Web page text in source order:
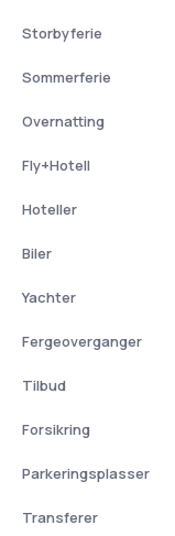
Storbyferie
Sommerferie
Overnatting
Fly+Hotell
Hoteller
Biler
Yachter
Fergeoverganger
Tilbud
Forsikring
Parkeringsplasser
Transferer